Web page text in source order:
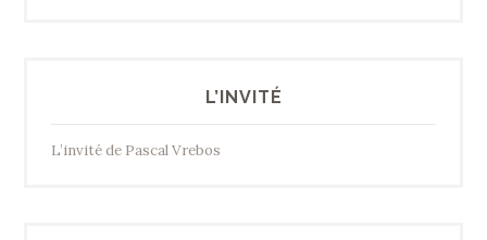
L’INVITÉ
L’invité de Pascal Vrebos